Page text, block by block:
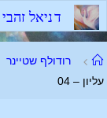
דניאל זהבי
רודולף שטיינר
עליון – 04